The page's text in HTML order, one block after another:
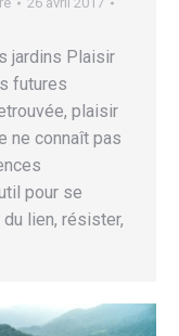
jardins Plaisir
futures
plaisir
ne connaît pas
pour se
lien, résister,